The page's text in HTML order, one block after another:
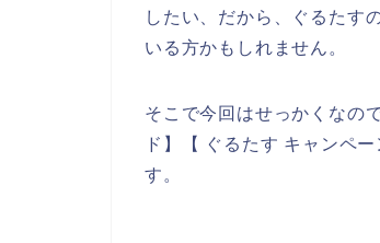
したい、だから、ぐるたす
いる方かもしれません。
そこで今回はせっかくなの
ド】【 ぐるたす キャンペ
す。